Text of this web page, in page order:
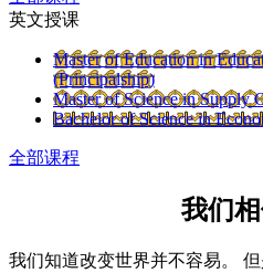
英文授课
Master of Education in
(Principalship)
Master of Science in Supply
Bachelor of Science in
全部课程
我们
我们知道改变世界并不容易。 但